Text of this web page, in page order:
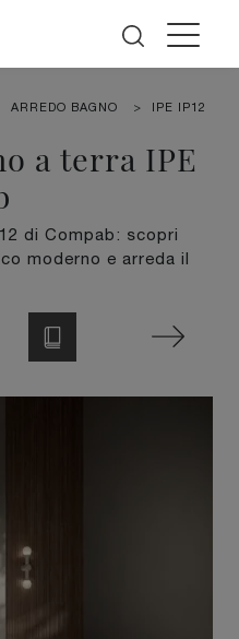
ARREDO BAGNO > IPE IP12
a terra IPE
di Compab: scopri
moderno e arreda il